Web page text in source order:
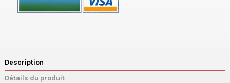
Description
Détails du produit